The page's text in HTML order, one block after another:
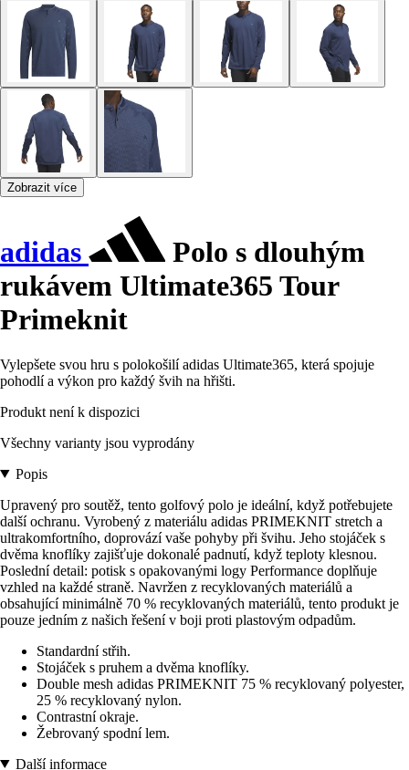
Zobrazit více
adidas
Polo s dlouhým
rukávem Ultimate365 Tour
Primeknit
Vylepšete svou hru s polokošilí adidas Ultimate365, která spojuje
pohodlí a výkon pro každý švih na hřišti.
Produkt není k dispozici
Všechny varianty jsou vyprodány
Popis
Upravený pro soutěž, tento golfový polo je ideální, když potřebujete
další ochranu. Vyrobený z materiálu adidas PRIMEKNIT stretch a
ultrakomfortního, doprovází vaše pohyby při švihu. Jeho stojáček s
dvěma knoflíky zajišťuje dokonalé padnutí, když teploty klesnou.
Poslední detail: potisk s opakovanými logy Performance doplňuje
vzhled na každé straně. Navržen z recyklovaných materiálů a
obsahující minimálně 70 % recyklovaných materiálů, tento produkt je
pouze jedním z našich řešení v boji proti plastovým odpadům.
Standardní střih.
Stojáček s pruhem a dvěma knoflíky.
Double mesh adidas PRIMEKNIT 75 % recyklovaný polyester,
25 % recyklovaný nylon.
Contrastní okraje.
Žebrovaný spodní lem.
Další informace